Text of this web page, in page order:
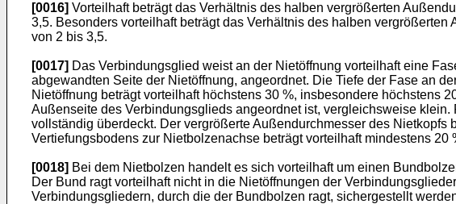
[0016] Vorteilhaft beträgt das Verhältnis des halben vergrößerten
3,5. Besonders vorteilhaft beträgt das Verhältnis des halben
von 2 bis 3,5.
[0017] Das Verbindungsglied weist an der Nietöffnung vorteilhaft eine
abgewandten Seite der Nietöffnung, angeordnet. Die Tiefe der Fase an
Nietöffnung beträgt vorteilhaft höchstens 30 %, insbesondere höchstens
Außenseite des Verbindungsglieds angeordnet ist, vergleichsweise
vollständig überdeckt. Der vergrößerte Außendurchmesser des
Vertiefungsbodens zur Nietbolzenachse beträgt vorteilhaft mindestens
[0018] Bei dem Nietbolzen handelt es sich vorteilhaft um einen
Der Bund ragt vorteilhaft nicht in die Nietöffnungen der
Verbindungsgliedern, durch die der Bundbolzen ragt, sichergestellt